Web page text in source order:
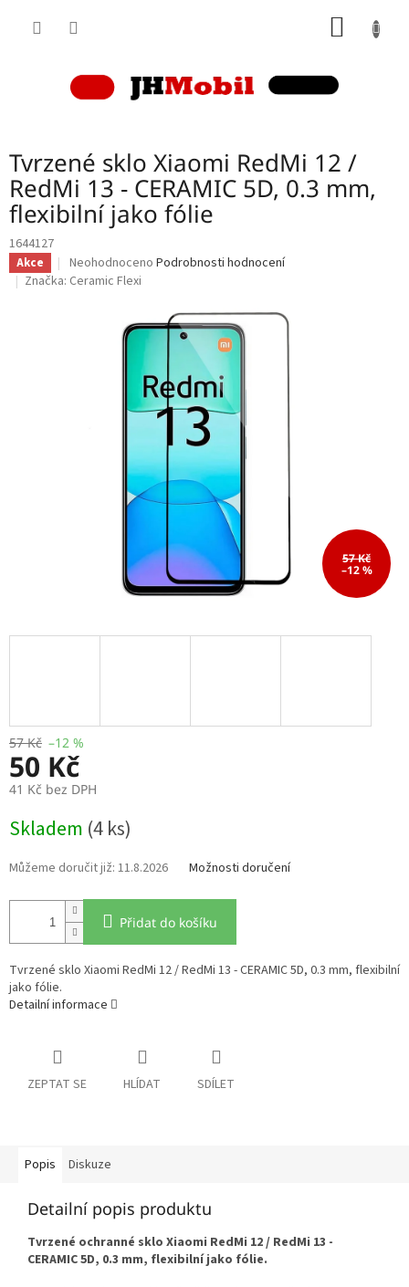
Tvrzené sklo Xiaomi RedMi 12 /
RedMi 13 - CERAMIC 5D, 0.3 mm,
flexibilní jako fólie
1644127
Akce
Průměrné
hodnocení
Neohodnoceno Podrobnosti hodnocení
Značka: Ceramic Flexi
57 Kč
–12 %
57 Kč –12 %
50 Kč
41 Kč bez DPH
cena:
Skladem (4 ks)
11.8.2026 Možnosti doručení
Přidat do košíku
Tvrzené sklo Xiaomi RedMi 12 / RedMi 13 - CERAMIC 5D, 0.3 mm, flexibilní
jako fólie.
Detailní informace
ZEPTAT SE HLÍDAT SDÍLET
Popis Diskuze
Detailní popis produktu
Tvrzené ochranné sklo Xiaomi RedMi 12 / RedMi 13 -
CERAMIC 5D, 0.3 mm, flexibilní jako fólie.